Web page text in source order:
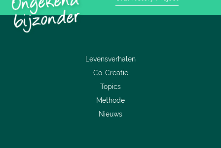
Levensverhalen
Co-Creatie
Topics
Methode
Nieuws